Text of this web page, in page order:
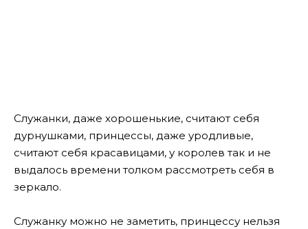
Служанки, даже хорошенькие, считают себя
дурнушками, принцессы, даже уродливые,
считают себя красавицами, у королев так и не
выдалось времени толком рассмотреть себя в
зеркало.
Служанку можно не заметить, принцессу нельзя